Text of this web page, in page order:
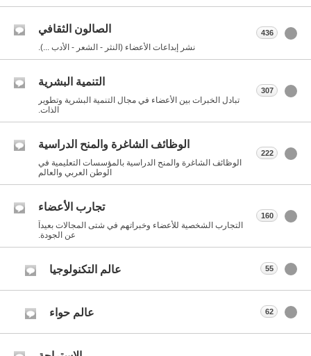
الصالون الثقافي
نشر إبداعات الأعضاء (النثر - الشعر - الأدب ...).
436
التنمية البشرية
تبادل الخبرات بين الأعضاء في مجال التنمية البشرية وتطوير
الذات.
307
الوظائف الشاغرة والمنح الدراسية
الوظائف الشاغرة والمنح الدراسية بالمؤسسات التعليمية في
الوطن العربي والعالم
222
تجارب الأعضاء
التجارب الشخصية للأعضاء وخبراتهم في شتى المجالات بعيداً
عن الجودة.
160
عالم التكنولوجيا 55
عالم حواء 62